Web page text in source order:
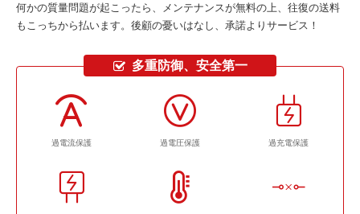
何かの質量問題が起こったら、メンテナンスが無料の上、往復の送料
もこっちから払います。後顧の憂いはなし、承諾よりサービス！
多重防御、安全第一
過電流保護 過電圧保護 過充電保護